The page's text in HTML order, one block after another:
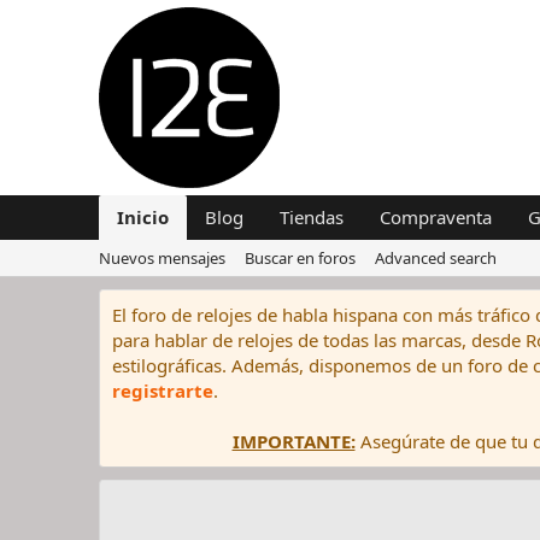
Inicio Blog Tiendas Compraventa
Nuevos mensajes Buscar en foros Advanced search
El foro de relojes de habla hispana con más
para hablar de relojes de todas las marcas, desde
estilográficas. Además, disponemos de un foro
registrarte.
IMPORTANTE:Asegúrate de que tu